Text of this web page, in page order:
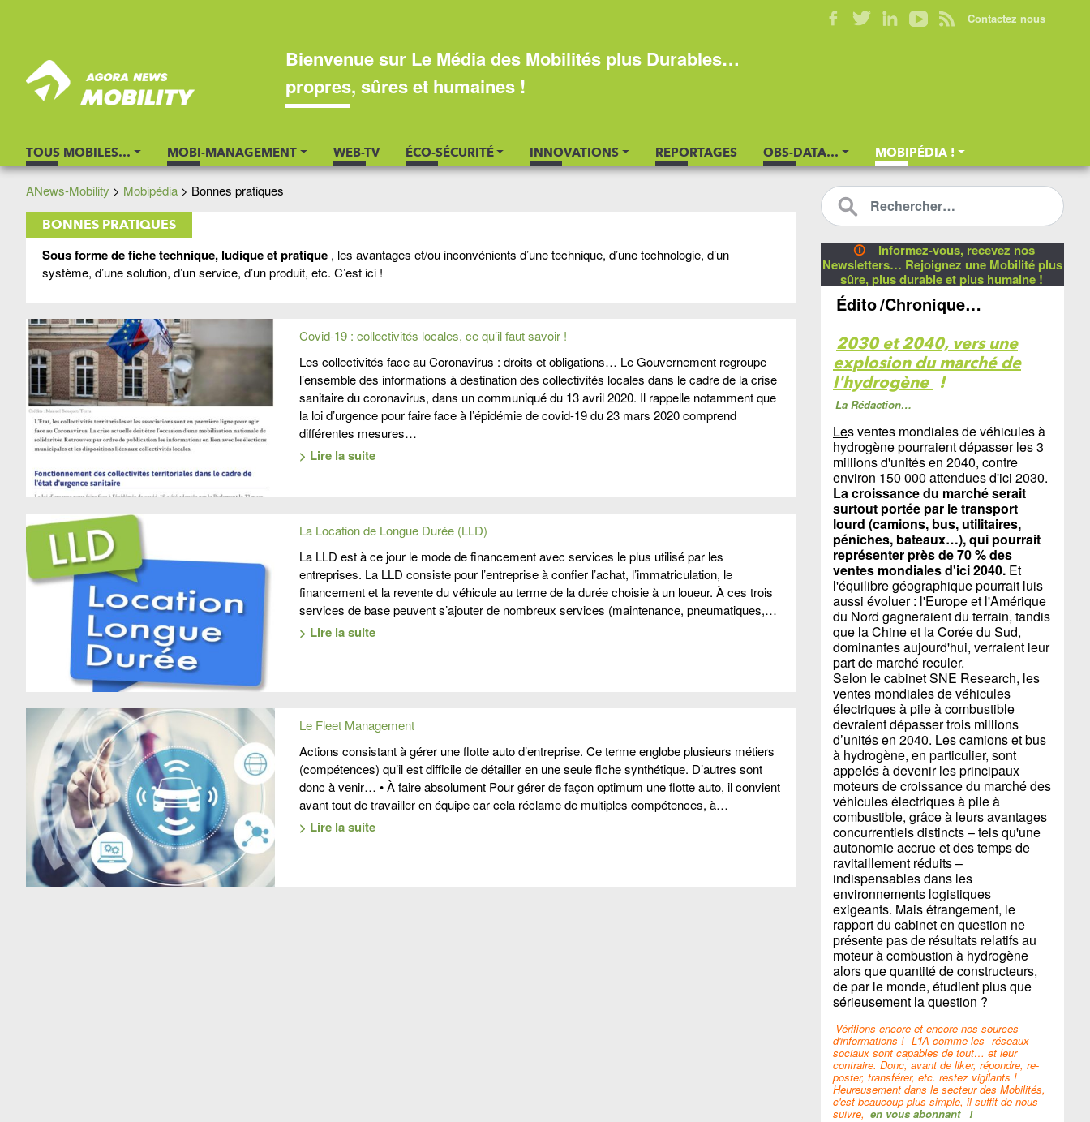
Bienvenue sur Le Média des Mobilités plus Durables…
propres, sûres et humaines !
TOUS MOBILES… MOBI-MANAGEMENT WEB-TV ÉCO-SÉCURITÉ INNOVATIONS REPORTAGES OBS-DATA… MOBIPÉDIA !
Contactez nous
ANews-Mobility > Mobipédia > Bonnes pratiques
BONNES PRATIQUES
Sous forme de fiche technique, ludique et pratique , les avantages et/ou inconvénients d’une technique, d’une technologie, d’un
système, d’une solution, d’un service, d’un produit, etc. C’est ici !
Covid-19 : collectivités locales, ce qu’il faut savoir !
Les collectivités face au Coronavirus : droits et obligations… Le Gouvernement regroupe
l’ensemble des informations à destination des collectivités locales dans le cadre de la crise
sanitaire du coronavirus, dans un communiqué du 13 avril 2020. Il rappelle notamment que
la loi d’urgence pour faire face à l’épidémie de covid-19 du 23 mars 2020 comprend
différentes mesures…
> Lire la suite
La Location de Longue Durée (LLD)
La LLD est à ce jour le mode de financement avec services le plus utilisé par les
entreprises. La LLD consiste pour l’entreprise à confier l’achat, l’immatriculation, le
financement et la revente du véhicule au terme de la durée choisie à un loueur. À ces trois
services de base peuvent s’ajouter de nombreux services (maintenance, pneumatiques,…
> Lire la suite
Le Fleet Management
Actions consistant à gérer une flotte auto d’entreprise. Ce terme englobe plusieurs métiers
(compétences) qu’il est difficile de détailler en une seule fiche synthétique. D’autres sont
donc à venir… • À faire absolument Pour gérer de façon optimum une flotte auto, il convient
avant tout de travailler en équipe car cela réclame de multiples compétences, à…
> Lire la suite
🛈
Informez-vous, recevez nos
Newsletters… Rejoignez une Mobilité plus
sûre, plus durable et plus humaine !
Édito/Chronique…
2030 et 2040, vers une
explosion du marché de
l'hydrogène !
La Rédaction…
Les ventes mondiales de véhicules à
hydrogène pourraient dépasser les 3
millions d'unités en 2040, contre
environ 150 000 attendues d'ici 2030.
La croissance du marché serait
surtout portée par le transport
lourd (camions, bus, utilitaires,
péniches, bateaux…), qui pourrait
représenter près de 70 % des
ventes mondiales d'ici 2040. Et
l'équilibre géographique pourrait luis
aussi évoluer : l'Europe et l'Amérique
du Nord gagneraient du terrain, tandis
que la Chine et la Corée du Sud,
dominantes aujourd'hui, verraient leur
part de marché reculer.
Selon le cabinet SNE Research, les
ventes mondiales de véhicules
électriques à pile à combustible
devraient dépasser trois millions
d’unités en 2040. Les camions et bus
à hydrogène, en particulier, sont
appelés à devenir les principaux
moteurs de croissance du marché des
véhicules électriques à pile à
combustible, grâce à leurs avantages
concurrentiels distincts – tels qu'une
autonomie accrue et des temps de
ravitaillement réduits –
indispensables dans les
environnements logistiques
exigeants. Mais étrangement, le
rapport du cabinet en question ne
présente pas de résultats relatifs au
moteur à combustion à hydrogène
alors que quantité de constructeurs,
de par le monde, étudient plus que
sérieusement la question ?
Vérifions encore et encore nos sources
d'informations ! L'IA comme les réseaux
sociaux sont capables de tout… et leur
contraire. Donc, avant de liker, répondre, re-
poster, transférer, etc. restez vigilants !
Heureusement dans le secteur des Mobilités,
c'est beaucoup plus simple, il suffit de nous
suivre, en vous abonnant !